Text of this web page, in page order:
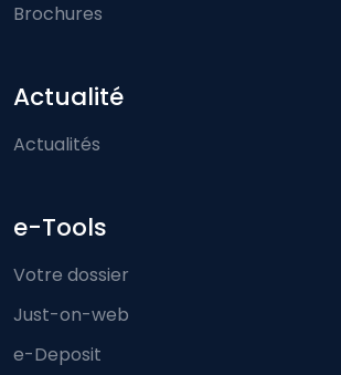
Brochures
Actualité
Actualités
e-Tools
Votre dossier
Just-on-web
e-Deposit